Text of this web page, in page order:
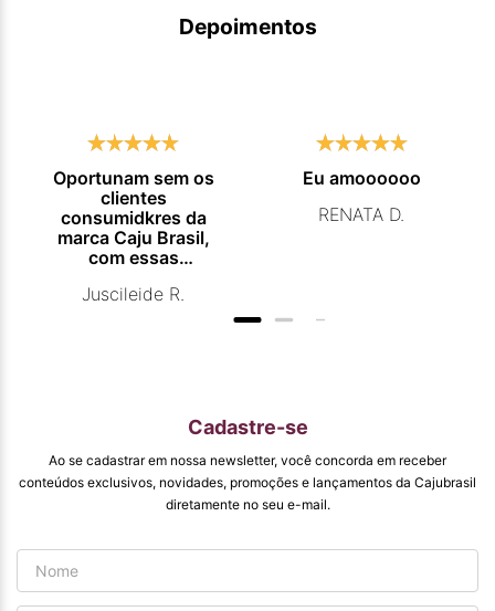
Depoimentos
Oportunam sem os
clientes
consumidkres da
marca Caju Brasil,
com essas
promocionais de
qualidade que vcs
entregam. Parabéns
#
pormaiscampanhaspromorcionais.
Juscileide R.
Eu amoooooo
RENATA D.
Cadastre-se
Ao se cadastrar em nossa newsletter, você concorda em receber
conteúdos exclusivos, novidades, promoções e lançamentos da Cajubrasil
diretamente no seu e-mail.